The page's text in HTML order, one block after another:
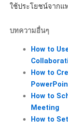
ใช้ประโยชน์จากแ
บทความอื่นๆ
How to
How to
How to
Meeting
How to